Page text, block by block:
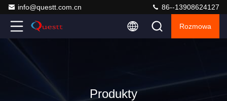
info@questt.com.cn 86--13908624127
Rozmowa
Produkty